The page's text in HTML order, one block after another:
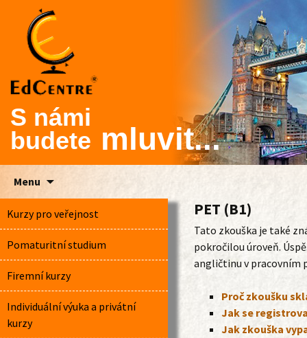
S námi
budete mluvit...
Menu
content
Kurzy pro veřejnost
Pomaturitní studium
Firemní kurzy
Individuální výuka a privátní
kurzy
PET (B1)
Tato zkouška je také
pokročilou úroveň.
angličtinu v pracovním
Proč zkoušku
Jak se
Jak zkouška